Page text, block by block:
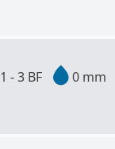
1 - 3 BF 0 mm